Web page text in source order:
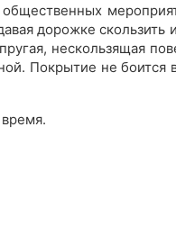
общественных
дорожке скользить
нескользящая
Покрытие не боится